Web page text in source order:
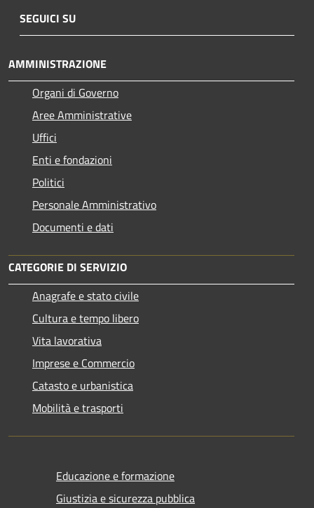
SEGUICI SU
AMMINISTRAZIONE
Organi di Governo
Aree Amministrative
Uffici
Enti e fondazioni
Politici
Personale Amministrativo
Documenti e dati
CATEGORIE DI SERVIZIO
Anagrafe e stato civile
Cultura e tempo libero
Vita lavorativa
Imprese e Commercio
Catasto e urbanistica
Mobilità e trasporti
Educazione e formazione
Giustizia e sicurezza pubblica